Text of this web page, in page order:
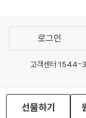
선물하기
로그인
고객센터 1544-
이용약